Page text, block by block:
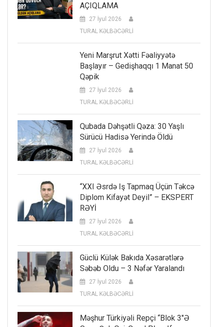
AÇIQLAMA
27 İyul 2026
TURAL KƏLBƏCƏRLİ
Yeni Marşrut Xətti Fəaliyyətə
Başlayır – Gedişhaqqı 1 Manat 50
Qəpik
27 İyul 2026
TURAL KƏLBƏCƏRLİ
Qubada Dəhşətli Qəza: 30 Yaşlı
Sürücü Hadisə Yerində Öldü
27 İyul 2026
TURAL KƏLBƏCƏRLİ
“XXI Əsrdə Iş Tapmaq Üçün Təkcə
Diplom Kifayət Deyil” – EKSPERT
RƏYİ
27 İyul 2026
TURAL KƏLBƏCƏRLİ
Güclü Külək Bakıda Xəsarətlərə
Səbəb Oldu – 3 Nəfər Yaralandı
27 İyul 2026
TURAL KƏLBƏCƏRLİ
Məşhur Türkiyəli Repçi “Blok 3″ə